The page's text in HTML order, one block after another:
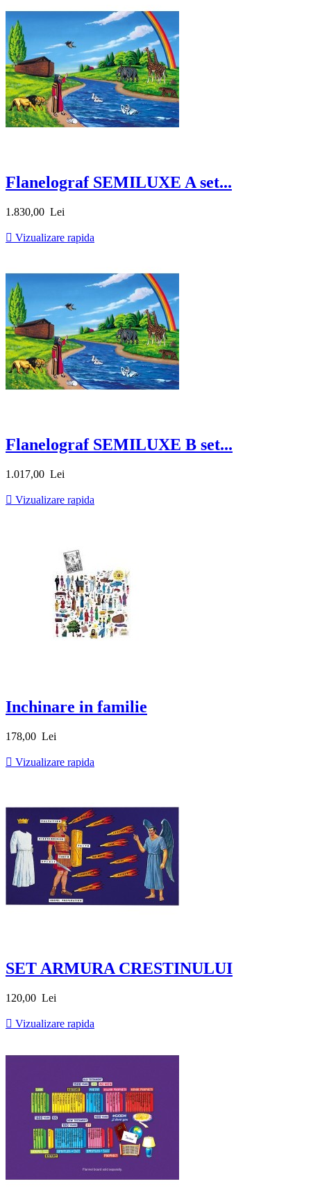
Flanelograf SEMILUXE A set...
Pret
1.830,00 Lei
 Vizualizare rapida
Flanelograf SEMILUXE B set...
Pret
1.017,00 Lei
 Vizualizare rapida
Inchinare in familie
Pret
178,00 Lei
 Vizualizare rapida
SET ARMURA CRESTINULUI
Pret
120,00 Lei
 Vizualizare rapida